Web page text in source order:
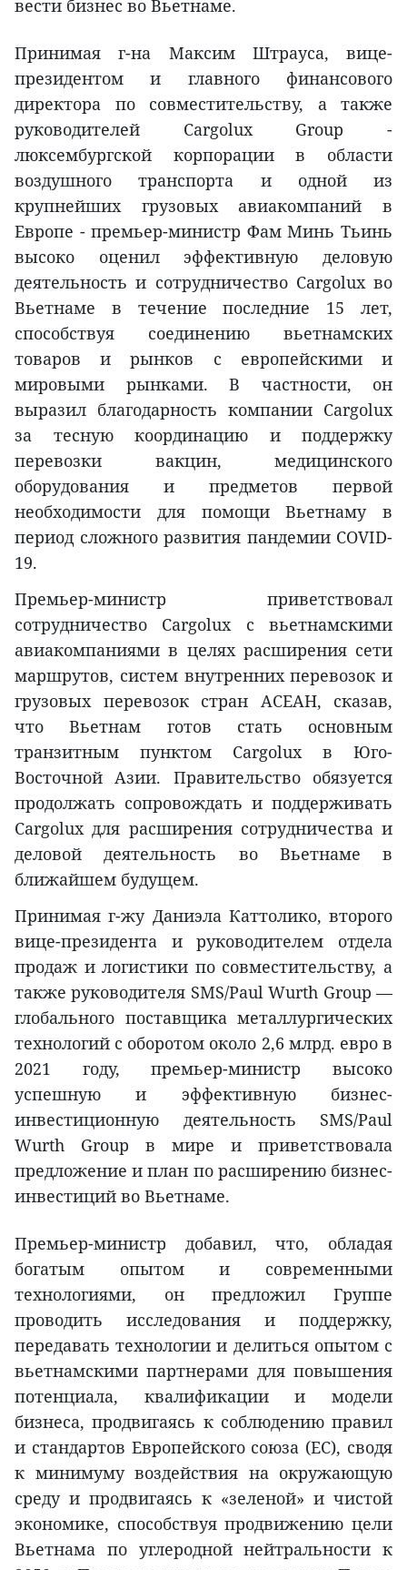
вести бизнес во Вьетнаме.
Принимая г-на Максим Штрауса, вице-
президентом и главного финансового
директора по совместительству, а также
руководителей Cargolux Group -
люксембургской корпорации в области
воздушного транспорта и одной из
крупнейших грузовых авиакомпаний в
Европе - премьер-министр Фам Минь Тьинь
высоко оценил эффективную деловую
деятельность и сотрудничество Cargolux во
Вьетнаме в течение последние 15 лет,
способствуя соединению вьетнамских
товаров и рынков с европейскими и
мировыми рынками. В частности, он
выразил благодарность компании Cargolux
за тесную координацию и поддержку
перевозки вакцин, медицинского
оборудования и предметов первой
необходимости для помощи Вьетнаму в
период сложного развития пандемии COVID-
19.
Премьер-министр приветствовал
сотрудничество Cargolux с вьетнамскими
авиакомпаниями в целях расширения сети
маршрутов, систем внутренних перевозок и
грузовых перевозок стран АСЕАН, сказав,
что Вьетнам готов стать основным
транзитным пунктом Cargolux в Юго-
Восточной Азии. Правительство обязуется
продолжать сопровождать и поддерживать
Cargolux для расширения сотрудничества и
деловой деятельность во Вьетнаме в
ближайшем будущем.
Принимая г-жу Даниэла Каттолико, второго
вице-президента и руководителем отдела
продаж и логистики по совместительству, а
также руководителя SMS/Paul Wurth Group —
глобального поставщика металлургических
технологий с оборотом около 2,6 млрд. евро в
2021 году, премьер-министр высоко
успешную и эффективную бизнес-
инвестиционную деятельность SMS/Paul
Wurth Group в мире и приветствовала
предложение и план по расширению бизнес-
инвестиций во Вьетнаме.
Премьер-министр добавил, что, обладая
богатым опытом и современными
технологиями, он предложил Группе
проводить исследования и поддержку,
передавать технологии и делиться опытом с
вьетнамскими партнерами для повышения
потенциала, квалификации и модели
бизнеса, продвигаясь к соблюдению правил
и стандартов Европейского союза (ЕС), сводя
к минимуму воздействия на окружающую
среду и продвигаясь к «зеленой» и чистой
экономике, способствуя продвижению цели
Вьетнама по углеродной нейтральности к